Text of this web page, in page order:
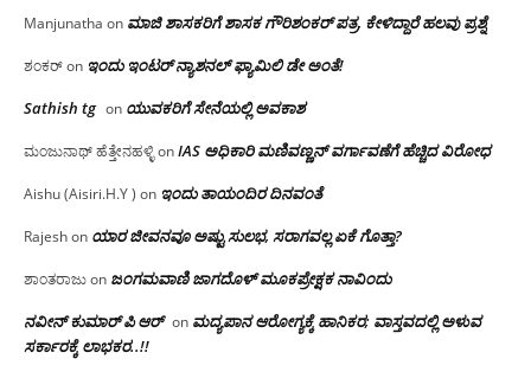
Manjunatha on ಮಾಜಿ ಶಾಸಕರಿಗೆ ಶಾಸಕ ಗೌರಿಶಂಕರ್ ಪತ್ರ, ಕೇಳಿದ್ದಾರೆ ಹಲವು ಪ್ರಶ್ನೆ
ಶಂಕರ್on ಇಂದು ಇಂಟರ್ ನ್ಯಾಶನಲ್ ಫ್ಯಾಮಿಲಿ ಡೇ ಅಂತೆ!
Sathish tg on ಯುವಕರಿಗೆ ಸೇನೆಯಲ್ಲಿ ಅವಕಾಶ
ಮಂಜುನಾಥ್ ಹೆತ್ತೇನಹಳ್ಳಿonIAS ಅಧಿಕಾರಿ ಮಣಿವಣ್ಣನ್ ವರ್ಗಾವಣೆಗೆ ಹೆಚ್ಚಿದ‌ ವಿರೋಧ
Aishu (Aisiri.H.Y ) on ಇಂದು ತಾಯಂದಿರ ದಿನವಂತೆ
Rajeshon ಯಾರ ಜೀವನವೂ ಅಷ್ಟು ಸುಲಭ, ಸರಾಗವಲ್ಲ ಏಕೆ ಗೊತ್ತಾ?
ಶಾಂತರಾಜುon ಜಂಗಮವಾಣಿ ಜಾಗದೊಳ್ ಮೂಕಪ್ರೇಕ್ಷಕ ನಾವಿಂದು
ನವೀನ್ ಕುಮಾರ್ ಪಿ ಆರ್ on ಮದ್ಯಪಾನ ಆರೋಗ್ಯಕ್ಕೆ ಹಾನಿಕರ; ವಾಸ್ತವದಲ್ಲಿ ಅಳುವ
ಸರ್ಕಾರಕ್ಕೆ ಲಾಭಕರ..!!